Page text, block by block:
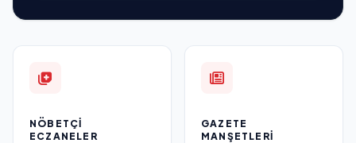
NÖBETÇI
ECZANELER
GAZETE
MANŞETLERI